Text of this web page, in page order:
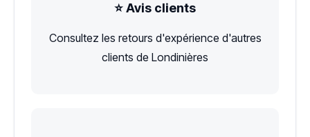
⭐ Avis clients
Consultez les retours d'expérience d'autres
clients de Londinières